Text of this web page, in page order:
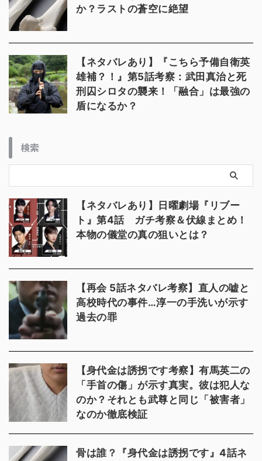
か？ラストの蒼空に絶望
【ネタバレあり】『こちら予備自衛英
雄補？！』第5話考察：武田真治と死
刑囚シロタの襲来！「融合」は最強の
盾になるか？
検索
【ネタバレあり】日曜劇場『リブー
ト』第4話 ガチ考察＆伏線まとめ！
本物の儀堂の真の狙いとは？
【再会 5話ネタバレ考察】直人の嘘と
高校時代の事件…淳一の手洗いが示す
過去の罪
【身代金は誘拐です考察】有馬英二の
「手首の傷」が示す真実。彼は犯人な
のか？それとも武尊と同じ「被害者」
なのか徹底検証
骨は誰？『身代金は誘拐です』4話ネ